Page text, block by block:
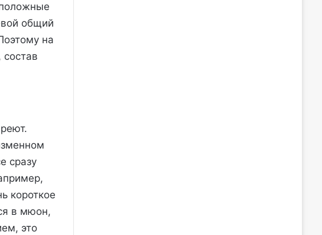
общий
на
сразу
короткое
в мюон,
это